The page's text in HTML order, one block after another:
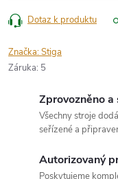
Dotaz k produktu
Značka:Stiga
Záruka: 5
Zprovozněno a
Všechny stroje
seřízené a
Autorizovaný
Poskytujeme